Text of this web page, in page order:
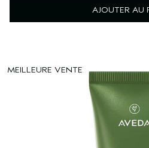
AJOUTER AU
MEILLEURE VENTE